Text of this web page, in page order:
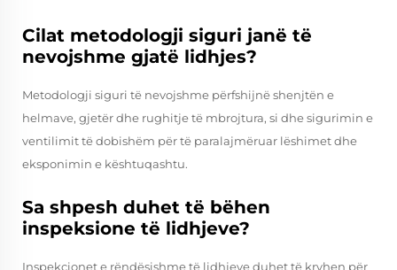
Cilat metodologji siguri janë të
nevojshme gjatë lidhjes?
Metodologji siguri të nevojshme përfshijnë shenjtën e
helmave, gjetër dhe rughitje të mbrojtura, si dhe sigurimin e
ventilimit të dobishëm për të paralajmëruar lëshimet dhe
eksponimin e kështuqashtu.
Sa shpesh duhet të bëhen
inspeksione të lidhjeve?
Inspekcionet e rëndësishme të lidhjeve duhet të kryhen për